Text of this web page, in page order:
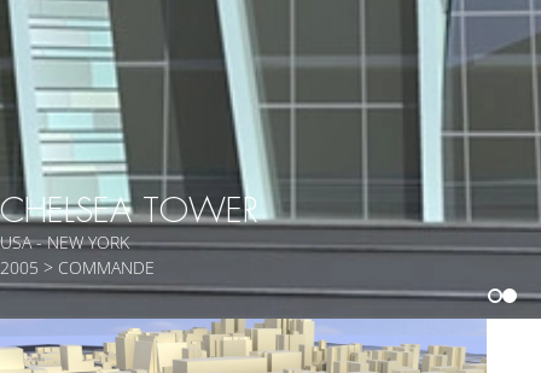
CHELSEA TOWER
USA - NEW YORK
2005 > COMMANDE